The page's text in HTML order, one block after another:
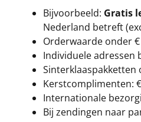
Bijvoorbeeld: Gratis
Nederland betreft
Orderwaarde onder €
Individuele adressen
Kerstcomplimenten:
Internationale
Bij zendingen naar